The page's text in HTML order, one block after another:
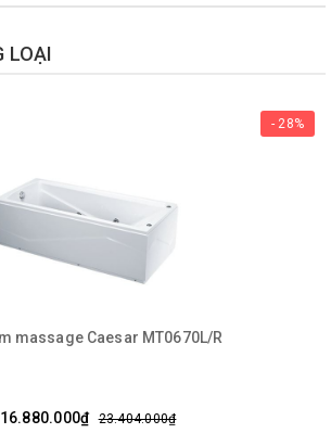
LOẠI
- 28%
massage Caesar MT0670L/R
16.880.000₫ 23.404.000₫